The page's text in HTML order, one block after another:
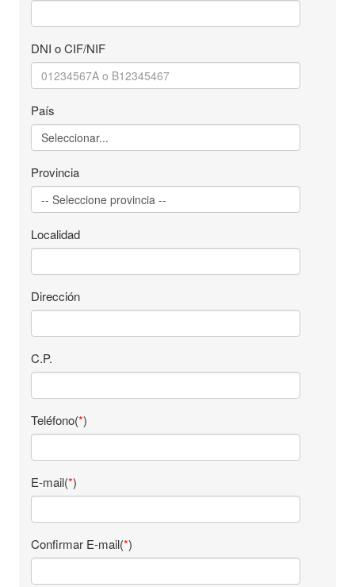
DNI o CIF/NIF
País
Provincia
Localidad
Dirección
C.P.
Teléfono(*)
E-mail(*)
Confirmar E-mail(*)